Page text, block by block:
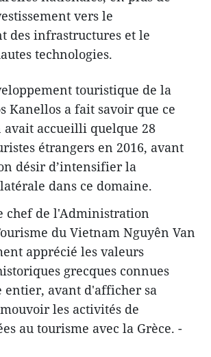
vers le
des infrastructures et le
technologies.
touristique de la
Kanellos a fait savoir que ce
avait accueilli quelque 28
étrangers en 2016, avant
désir d’intensifier la
dans ce domaine.
chef de l'Administration
du Vietnam Nguyên Van
apprécié les valeurs
grecques connues
entier, avant d'afficher sa
les activités de
au tourisme avec la Grèce. -